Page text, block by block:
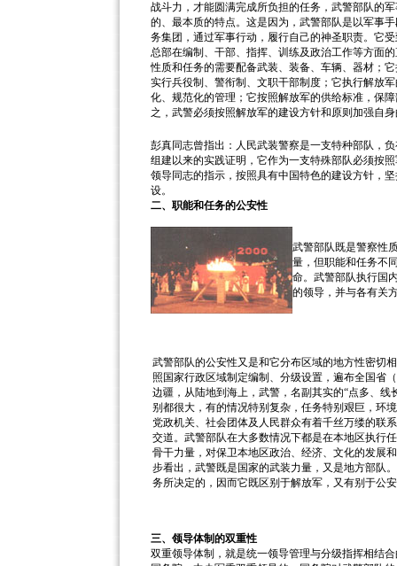
战斗力，才能圆满完成所负担的任务，武警部队的
的、最本质的特点。这是因为，武警部队是以军事
务集团，通过军事行动，履行自己的神圣职责。它
总部在编制、干部、指挥、训练及政治工作等方面
性质和任务的需要配备武装、装备、车辆、器材；
实行兵役制、警衔制、文职干部制度；它执行解放
化、规范化的管理；它按照解放军的供给标准，保
之，武警必须按照解放军的建设方针和原则加强自
彭真同志曾指出：人民武装警察是一支特种部队，
组建以来的实践证明，它作为一支特殊部队必须按
领导同志的指示，按照具有中国特色的建设方针，
设。
二、职能和任务的公安性
武警部队既是警察性
量，但职能和任务不
命。武警部队执行国
的领导，并与各有关
武警部队的公安性又是和它分布区域的地方性密切
照国家行政区域制定编制、分级设置，遍布全国省
边疆，从陆地到海上，武警，名副其实的“点多、线
别都很大，有的情况特别复杂，任务特别艰巨，环
党政机关、社会团体及人民群众有着千丝万缕的联
交道。武警部队在大多数情况下都是在本地区执行
骨干力量，对保卫本地区政治、经济、文化的发展
步看出，武警既是国家的武装力量，又是地方部队
务所决定的，因而它既区别于解放军，又有别于公
三、领导体制的双重性
双重领导体制，就是统一领导管理与分级指挥相结